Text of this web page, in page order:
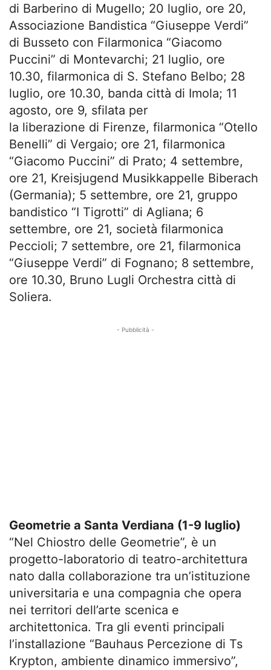
di Barberino di Mugello; 20 luglio, ore 20,
Associazione Bandistica “Giuseppe Verdi”
di Busseto con Filarmonica “Giacomo
Puccini” di Montevarchi; 21 luglio, ore
10.30, filarmonica di S. Stefano Belbo; 28
luglio, ore 10.30, banda città di Imola; 11
agosto, ore 9, sfilata per
la liberazione di Firenze, filarmonica “Otello
Benelli” di Vergaio; ore 21, filarmonica
“Giacomo Puccini” di Prato; 4 settembre,
ore 21, Kreisjugend Musikkappelle Biberach
(Germania); 5 settembre, ore 21, gruppo
bandistico “I Tigrotti” di Agliana; 6
settembre, ore 21, società filarmonica
Peccioli; 7 settembre, ore 21, filarmonica
“Giuseppe Verdi” di Fognano; 8 settembre,
ore 10.30, Bruno Lugli Orchestra città di
Soliera.
- Pubblicità -
Geometrie a Santa Verdiana (1-9 luglio)
“Nel Chiostro delle Geometrie”, è un
progetto-laboratorio di teatro-architettura
nato dalla collaborazione tra un’istituzione
universitaria e una compagnia che opera
nei territori dell’arte scenica e
architettonica. Tra gli eventi principali
l’installazione “Bauhaus Percezione di Ts
Krypton, ambiente dinamico immersivo”,